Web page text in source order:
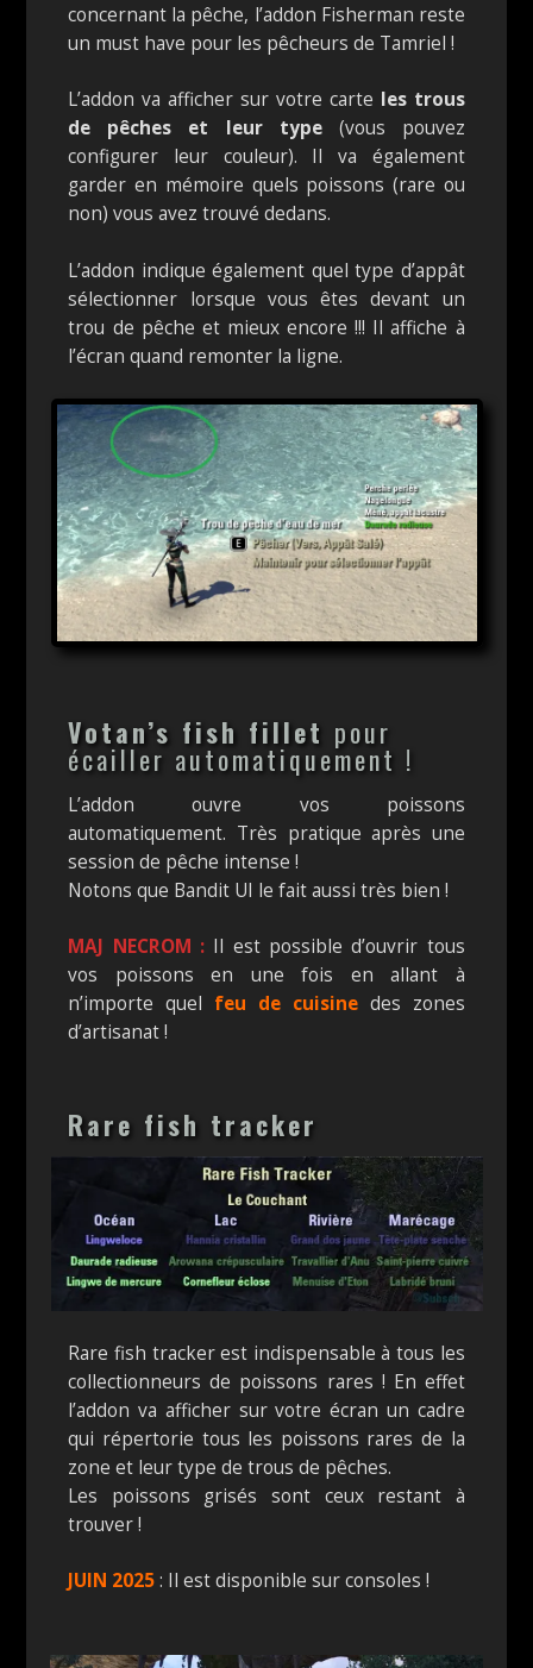
concernant la pêche, l’addon Fisherman reste
un must have pour les pêcheurs de Tamriel !
L’addon va afficher sur votre carte les trous
de pêches et leur type(vous pouvez
configurer leur couleur). Il va également
garder en mémoire quels poissons (rare ou
non) vous avez trouvé dedans.
L’addon indique également quel type d’appât
sélectionner lorsque vous êtes devant un
trou de pêche et mieux encore !!! Il affiche à
l’écran quand remonter la ligne.
Votan’s fish fillet pour
écailler automatiquement !
L’addon ouvre vos poissons
automatiquement. Très pratique après une
session de pêche intense !
Notons que Bandit UI le fait aussi très bien !
MAJ NECROM : Il est possible d’ouvrir tous
vos poissons en une fois en allant à
n’importe quel feu de cuisinedes zones
d’artisanat !
Rare fish tracker
Rare fish tracker est indispensable à tous les
collectionneurs de poissons rares ! En effet
l’addon va afficher sur votre écran un cadre
qui répertorie tous les poissons rares de la
zone et leur type de trous de pêches.
Les poissons grisés sont ceux restant à
trouver !
JUIN 2025: Il est disponible sur consoles !